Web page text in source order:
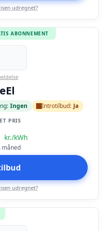
udregnet?
ABONNEMENT
Ingen Introtilbud: Ja
PRIS
kr./kWh
måned
udregnet?